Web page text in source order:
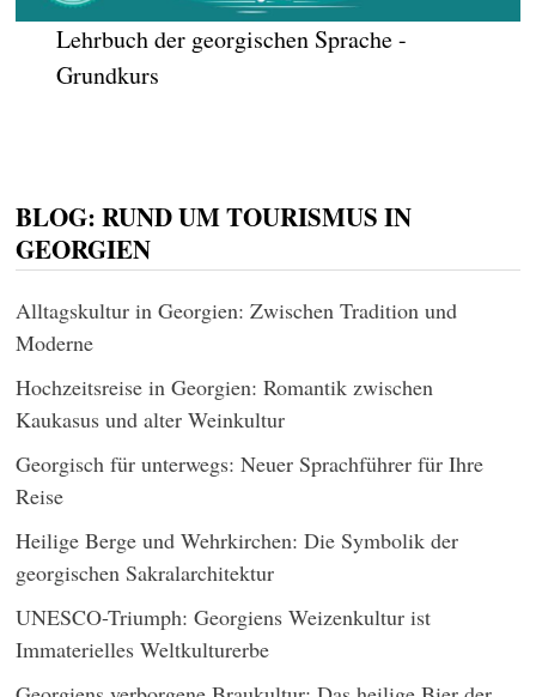
Lehrbuch der georgischen Sprache -
Grundkurs
BLOG: RUND UM TOURISMUS IN
GEORGIEN
Alltagskultur in Georgien: Zwischen Tradition und
Moderne
Hochzeitsreise in Georgien: Romantik zwischen
Kaukasus und alter Weinkultur
Georgisch für unterwegs: Neuer Sprachführer für Ihre
Reise
Heilige Berge und Wehrkirchen: Die Symbolik der
georgischen Sakralarchitektur
UNESCO-Triumph: Georgiens Weizenkultur ist
Immaterielles Weltkulturerbe